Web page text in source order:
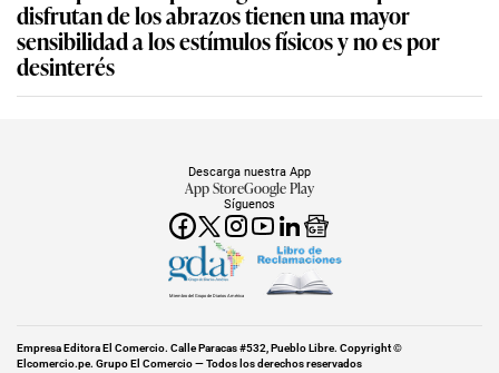
disfrutan de los abrazos tienen una mayor
sensibilidad a los estímulos físicos y no es por
desinterés
Síguenos
Descarga nuestra App
App StoreGoogle Play
Miembro del Grupo de Diarios América
Empresa Editora El Comercio. Calle Paracas #532, Pueblo Libre. Copyright ©
Elcomercio.pe. Grupo El Comercio — Todos los derechos reservados